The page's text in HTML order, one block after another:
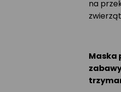
na
Maska